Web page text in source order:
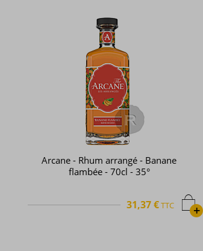
La Fabrique de l'Arrangé - Rhum
arrangé - Ice Storm - Gingembre -
+
34,76 €TTC